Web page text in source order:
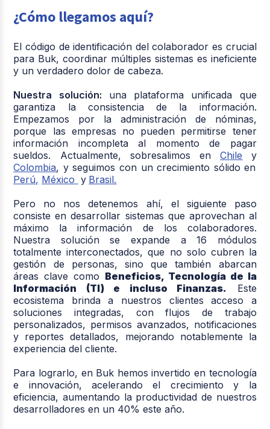
¿Cómo llegamos aquí?
El código de identificación del colaborador es crucial
para Buk, coordinar múltiples sistemas es ineficiente
y un verdadero dolor de cabeza.
Nuestra solución: una plataforma unificada que
garantiza la consistencia de la información.
Empezamos por la administración de nóminas,
porque las empresas no pueden permitirse tener
información incompleta al momento de pagar
sueldos. Actualmente, sobresalimos enChile
y
Colombia, y seguimos con un crecimiento sólido en
Perú, México y Brasil.
Pero no nos detenemos ahí, el siguiente paso
consiste en desarrollar sistemas que aprovechan al
máximo la información de los colaboradores.
Nuestra solución se expande a 16 módulos
totalmente interconectados, que no solo cubren la
gestión de personas, sino que también abarcan
áreas clave como Beneficios, Tecnología de la
Información (TI) e incluso Finanzas. Este
ecosistema brinda a nuestros clientes acceso a
soluciones integradas, con flujos de trabajo
personalizados, permisos avanzados, notificaciones
y reportes detallados, mejorando notablemente la
experiencia del cliente.
Para lograrlo, en Buk hemos invertido en tecnología
e innovación, acelerando el crecimiento y la
eficiencia, aumentando la productividad de nuestros
desarrolladores en un 40% este año.